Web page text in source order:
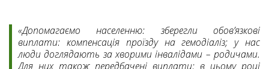
«Допомагаємо населенню: зберегли обов’язкові
виплати: компенсація проїзду на гемодіаліз; у нас
люди доглядають за хворими інвалідами – родичами.
Для них також передбачені виплати; в цьому році